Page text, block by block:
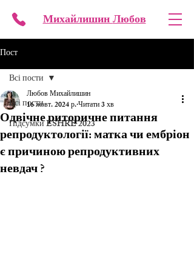
Михайлишин Любов
Пост
Всі пости
Підсумки ESHRE 2023
Всі пости
Одвічне риторичне питання
репродуктології: матка чи ембріон
є причиною репродуктивних
невдач ?
Любов Михайлишин
16 жовт. 2024 р.Читати 3 хв